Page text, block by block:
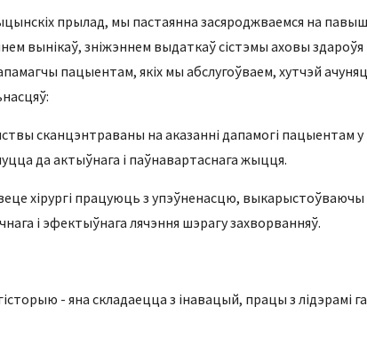
прылад, мы пастаянна засяроджваемся на
вынікаў, зніжэннем выдаткаў сістэмы аховы
пацыентам, якіх мы абслугоўваем, хутчэй
сканцэнтраваны на аказанні дапамогі пацыентам у
да актыўнага і паўнавартаснага жыцця.
хірургі працуюць з упэўненасцю,
і эфектыўнага лячэння шэрагу захворванняў.
- яна складаецца з інавацый, працы з лідэрамі